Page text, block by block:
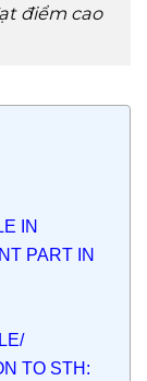
điểm cao
IN
PART IN
TO STH: